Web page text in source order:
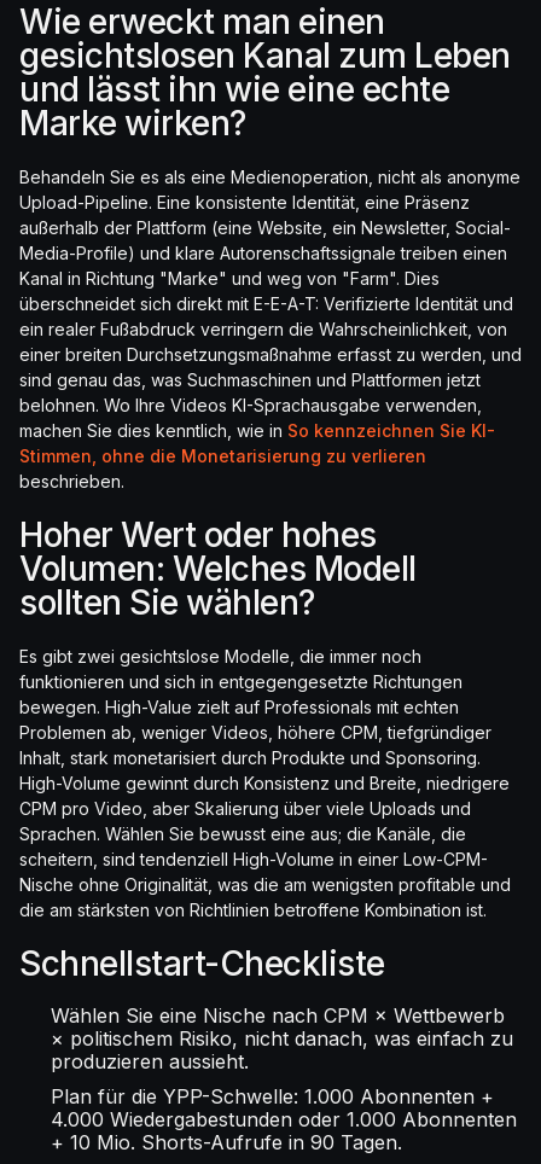
Wie erweckt man einen
gesichtslosen Kanal zum Leben
und lässt ihn wie eine echte
Marke wirken?
Behandeln Sie es als eine Medienoperation, nicht als anonyme
Upload-Pipeline. Eine konsistente Identität, eine Präsenz
außerhalb der Plattform (eine Website, ein Newsletter, Social-
Media-Profile) und klare Autorenschaftssignale treiben einen
Kanal in Richtung "Marke" und weg von "Farm". Dies
überschneidet sich direkt mit E-E-A-T: Verifizierte Identität und
ein realer Fußabdruck verringern die Wahrscheinlichkeit, von
einer breiten Durchsetzungsmaßnahme erfasst zu werden, und
sind genau das, was Suchmaschinen und Plattformen jetzt
belohnen. Wo Ihre Videos KI-Sprachausgabe verwenden,
machen Sie dies kenntlich, wie in So kennzeichnen Sie KI-
Stimmen, ohne die Monetarisierung zu verlieren
beschrieben.
Hoher Wert oder hohes
Volumen: Welches Modell
sollten Sie wählen?
Es gibt zwei gesichtslose Modelle, die immer noch
funktionieren und sich in entgegengesetzte Richtungen
bewegen. High-Value zielt auf Professionals mit echten
Problemen ab, weniger Videos, höhere CPM, tiefgründiger
Inhalt, stark monetarisiert durch Produkte und Sponsoring.
High-Volume gewinnt durch Konsistenz und Breite, niedrigere
CPM pro Video, aber Skalierung über viele Uploads und
Sprachen. Wählen Sie bewusst eine aus; die Kanäle, die
scheitern, sind tendenziell High-Volume in einer Low-CPM-
Nische ohne Originalität, was die am wenigsten profitable und
die am stärksten von Richtlinien betroffene Kombination ist.
Schnellstart-Checkliste
Wählen Sie eine Nische nach CPM × Wettbewerb
× politischem Risiko, nicht danach, was einfach zu
produzieren aussieht.
Plan für die YPP-Schwelle: 1.000 Abonnenten +
4.000 Wiedergabestunden oder 1.000 Abonnenten
+ 10 Mio. Shorts-Aufrufe in 90 Tagen.